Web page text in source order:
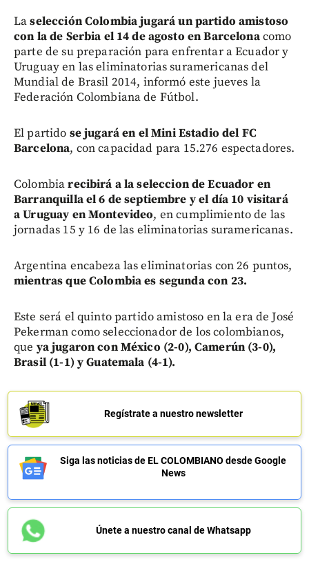
Laselección Colombia jugará un partido amistoso
con la de Serbia el 14 de agosto en Barcelonacomo
parte de su preparación para enfrentar a Ecuador y
Uruguay en las eliminatorias suramericanas del
Mundial de Brasil 2014, informó este jueves la
Federación Colombiana de Fútbol.
El partido se jugará en el Mini Estadio del FC
Barcelona, con capacidad para 15.276 espectadores.
Colombiarecibirá a la seleccion de Ecuador en
Barranquilla el 6 de septiembre y el día 10 visitará
a Uruguay en Montevideo, en cumplimiento de las
jornadas 15 y 16 de las eliminatorias suramericanas.
Argentina encabeza las eliminatorias con 26 puntos,
mientras que Colombia es segunda con 23.
Este será el quinto partido amistoso en la era de José
Pekerman como seleccionador de los colombianos,
que ya jugaron con México (2-0), Camerún (3-0),
Brasil (1-1) y Guatemala (4-1).
Regístrate a nuestro newsletter
Siga las noticias de EL COLOMBIANO desde Google
News
Únete a nuestro canal de Whatsapp